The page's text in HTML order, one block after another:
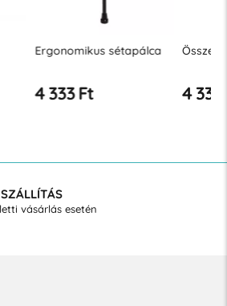
Ergonomikus sétapálca
4 333 Ft 4 333
vásárlás esetén